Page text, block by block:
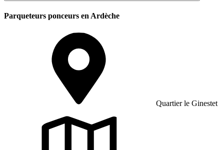
Parqueteurs ponceurs en Ardèche
Quartier le Ginestet